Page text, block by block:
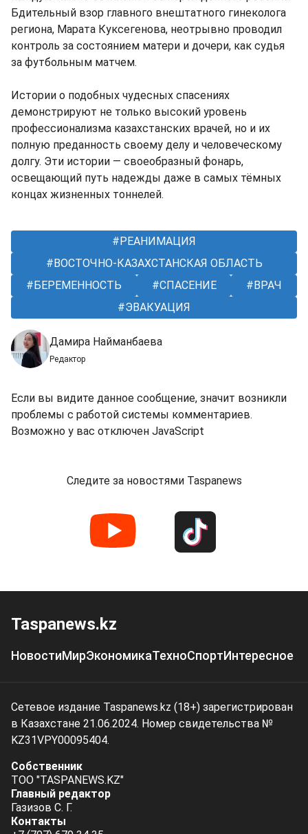
Бдительный взор главного внештатного гинеколога
региона, Марата Куксегенова, неотрывно проводил
контроль за состоянием матери и дочери, как судья
за футбольным матчем.
Истории о подобных чудесных спасениях
демонстрируют не только высокий уровень
профессионализма казахстанских врачей, но и их
полную преданность своему делу и человеческому
долгу. Эти истории — своеобразный фонарь,
освещающий путь надежды даже в самых тёмных
концах жизненных тоннелей.
РЕАНИМАЦИЯ
ВОСТОЧНО-КАЗАХСТАНСКАЯ ОБЛАСТЬ
БЕРЕМЕННОСТЬ
СПАСЕНИЕ
ВРАЧ
ЭВАКУАЦИЯ
Дамира Найманбаева
Редактор
Если вы видите данное сообщение, значит возникли
проблемы с работой системы комментариев.
Возможно у вас отключен JavaScript
Следите за новостями Taspanews
Taspanews.kz
НовостиМирЭкономикаТехноСпортИнтересное
Сетевое издание Taspanews.kz (18+) зарегистрирован
в Казахстане 21.06.2024. Номер свидетельства №
KZ31VPY00095404.
Собственник
ТОО "TASPANEWS.KZ"
Главный редактор
Газизов С. Г.
Контакты